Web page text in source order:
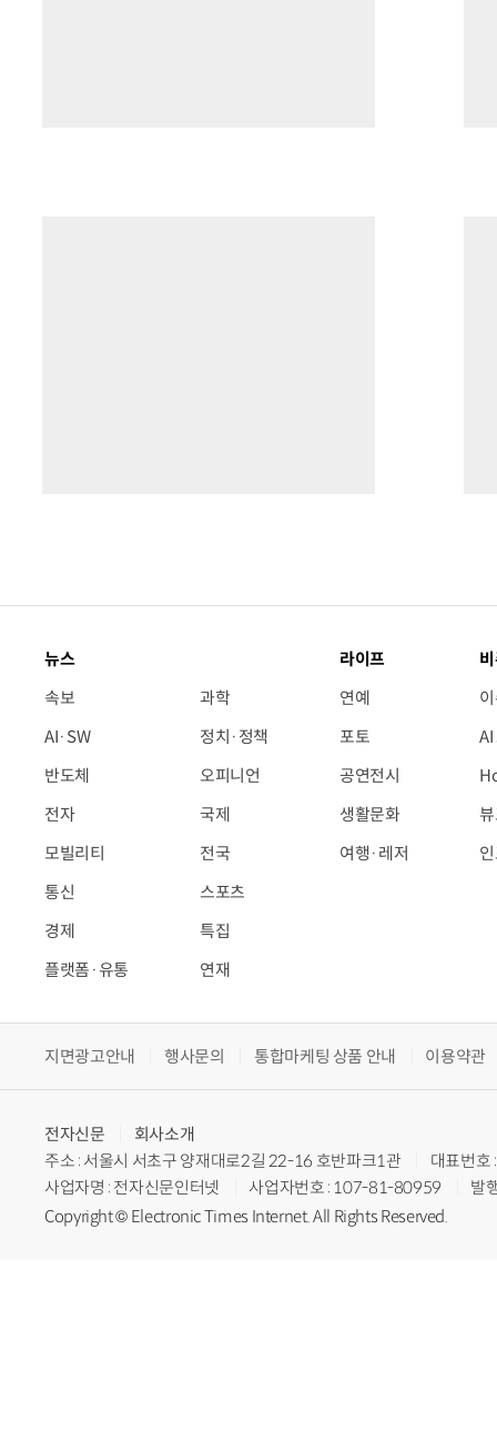
뉴스
속보
AI·SW
반도체
전자
모빌리티
통신
경제
플랫폼·유통
과학
정치·정책
오피니언
국제
전국
스포츠
특집
연재
라이프
연예
포토
공연전시
생활문화
여행·레저
지면광고안내 행사문의 통합마케팅 상품 안내 이용약관
전자신문
회사소개
주소 : 서울시 서초구 양재대로2길 22-16 호반파크1관
대표번
사업자명 : 전자신문인터넷
사업자번호 : 107-81-80959
발
Copyright © Electronic Times Internet. All Rights Reserved.